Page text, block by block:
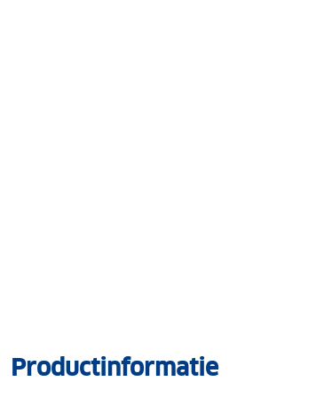
Productinformatie